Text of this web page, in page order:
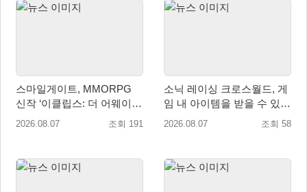
스마일게이트, MMORPG
신작 ‘이클립스: 더 어웨이크
닝’ 9월 10일 론칭!
2026.08.07 조회 191
소닉 레이싱 크로스월드, 게
임 내 아이템을 받을 수 있는
‘레전드 대회 라운드 7’ 개최!
2026.08.07 조회 58